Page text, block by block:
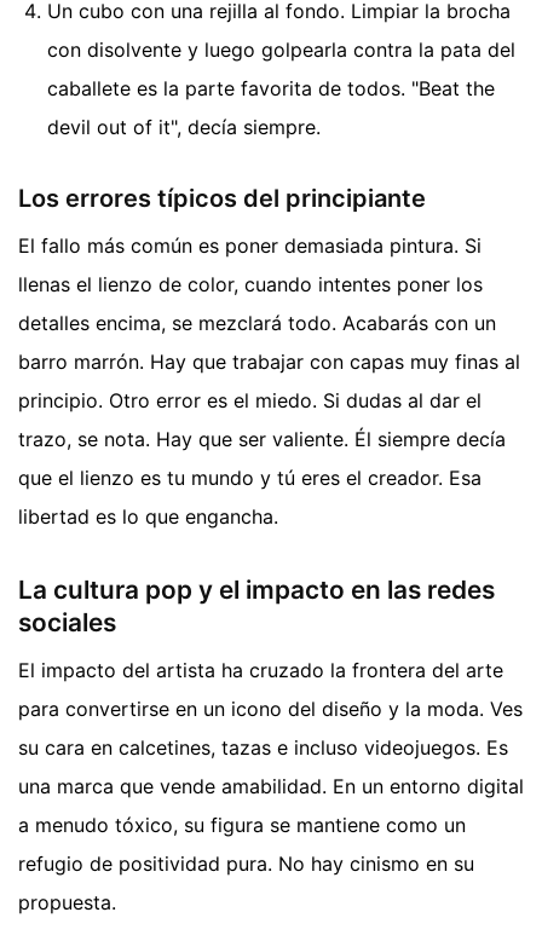
Un cubo con una rejilla al fondo. Limpiar la brocha
con disolvente y luego golpearla contra la pata del
caballete es la parte favorita de todos. "Beat the
devil out of it", decía siempre.
Los errores típicos del principiante
El fallo más común es poner demasiada pintura. Si
llenas el lienzo de color, cuando intentes poner los
detalles encima, se mezclará todo. Acabarás con un
barro marrón. Hay que trabajar con capas muy finas al
principio. Otro error es el miedo. Si dudas al dar el
trazo, se nota. Hay que ser valiente. Él siempre decía
que el lienzo es tu mundo y tú eres el creador. Esa
libertad es lo que engancha.
La cultura pop y el impacto en las redes
sociales
El impacto del artista ha cruzado la frontera del arte
para convertirse en un icono del diseño y la moda. Ves
su cara en calcetines, tazas e incluso videojuegos. Es
una marca que vende amabilidad. En un entorno digital
a menudo tóxico, su figura se mantiene como un
refugio de positividad pura. No hay cinismo en su
propuesta.